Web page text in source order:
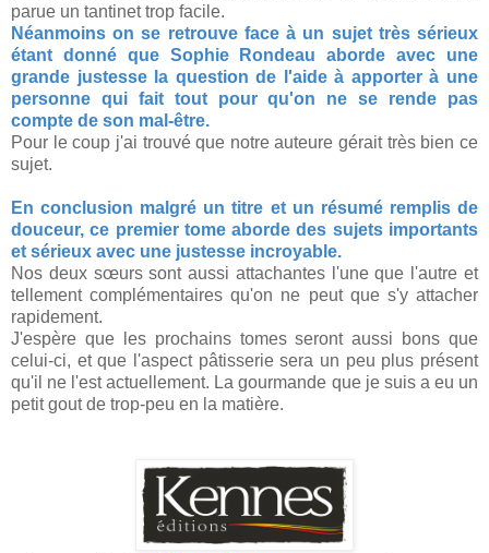
parue un tantinet trop facile.
Néanmoins on se retrouve face à un sujet très sérieux
étant donné que Sophie Rondeau aborde avec une
grande justesse la question de l'aide à apporter à une
personne qui fait tout pour qu'on ne se rende pas
compte de son mal-être.
Pour le coup j'ai trouvé que notre auteure gérait très bien ce
sujet.
En conclusion malgré un titre et un résumé remplis de
douceur, ce premier tome aborde des sujets importants
et sérieux avec une justesse incroyable.
Nos deux sœurs sont aussi attachantes l'une que l'autre et
tellement complémentaires qu'on ne peut que s'y attacher
rapidement.
J'espère que les prochains tomes seront aussi bons que
celui-ci, et que l'aspect pâtisserie sera un peu plus présent
qu'il ne l'est actuellement. La gourmande que je suis a eu un
petit gout de trop-peu en la matière.